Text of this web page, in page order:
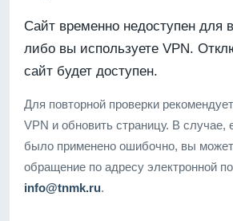
Сайт временно недоступен для
либо вы используете VPN.
сайт будет доступен.
Для повторной проверки
VPN и обновить страницу. В случае,
было применено ошибочно, вы
обращение по адресу электронной
info@tnmk.ru.